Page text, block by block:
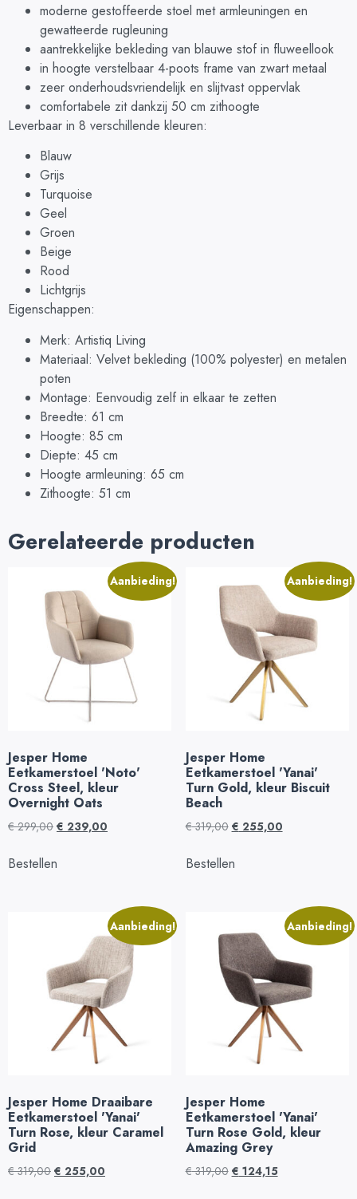
moderne gestoffeerde stoel met armleuningen en
gewatteerde rugleuning
aantrekkelijke bekleding van blauwe stof in fluweellook
in hoogte verstelbaar 4-poots frame van zwart metaal
zeer onderhoudsvriendelijk en slijtvast oppervlak
comfortabele zit dankzij 50 cm zithoogte
Leverbaar in 8 verschillende kleuren:
Blauw
Grijs
Turquoise
Geel
Groen
Beige
Rood
Lichtgrijs
Eigenschappen:
Merk: Artistiq Living
Materiaal: Velvet bekleding (100% polyester) en metalen
poten
Montage: Eenvoudig zelf in elkaar te zetten
Breedte: 61 cm
Hoogte: 85 cm
Diepte: 45 cm
Hoogte armleuning: 65 cm
Zithoogte: 51 cm
Gerelateerde producten
Aanbieding!
Jesper Home
Eetkamerstoel 'Noto'
Cross Steel, kleur
Overnight Oats
€299,00 € 239,00
Bestellen
Aanbieding!
Jesper Home
Eetkamerstoel 'Yanai'
Turn Gold, kleur Biscuit
Beach
€319,00 € 255,00
Bestellen
Aanbieding!
Jesper Home Draaibare
Eetkamerstoel 'Yanai'
Turn Rose, kleur Caramel
Grid
€319,00 € 255,00
Aanbieding!
Jesper Home
Eetkamerstoel 'Yanai'
Turn Rose Gold, kleur
Amazing Grey
€319,00 € 124,15